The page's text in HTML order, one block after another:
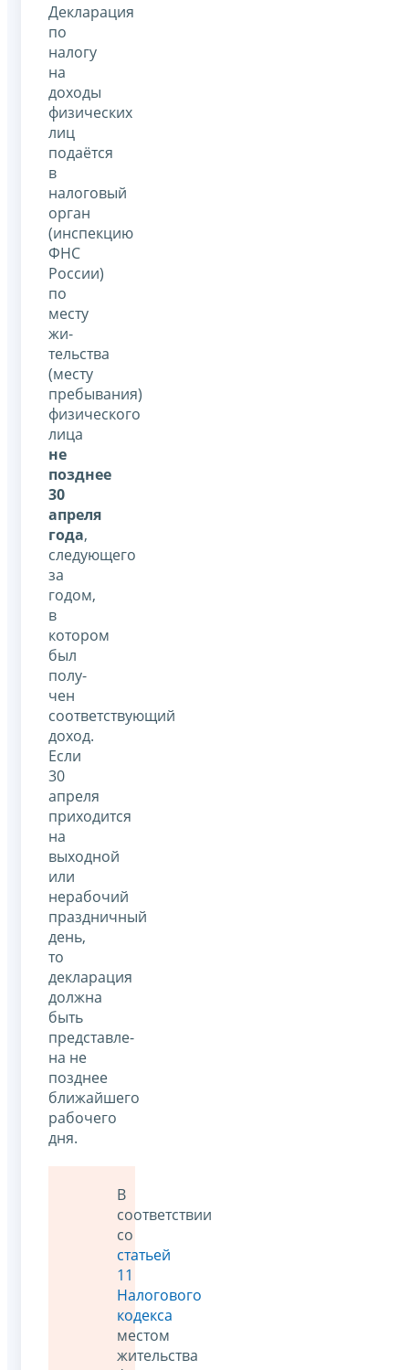
Декларация
по
налогу
на
доходы
физических
лиц
подаётся
в
налоговый
орган
(инспекцию
ФНС
России)
по
месту
жи­
тельства
(месту
пребывания)
физического
лица
не
позднее
30
апреля
года,
следующего
за
годом,
в
котором
был
полу­
чен
соответствующий
доход.
Если
30
апреля
приходится
на
выходной
или
нерабочий
праздничный
день,
то
декларация
должна
быть
представле­
на не
позднее
ближайшего
рабочего
дня.
В
соответствии
со
статьей
11
Налогового
кодекса
местом
жительства